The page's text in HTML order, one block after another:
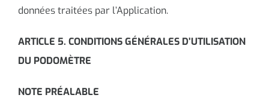
données traitées par l’Application.
ARTICLE 5. CONDITIONS GÉNÉRALES D’UTILISATION
DU PODOMÈTRE
NOTE PRÉALABLE